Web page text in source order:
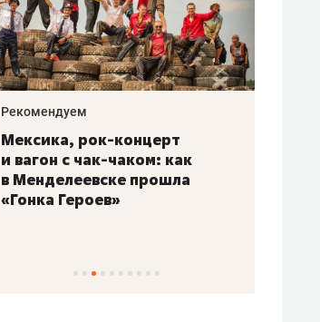
Рекомендуем
Мексика, рок-концерт
и вагон с чак-чаком: как
в Менделеевске прошла
«Гонка Героев»